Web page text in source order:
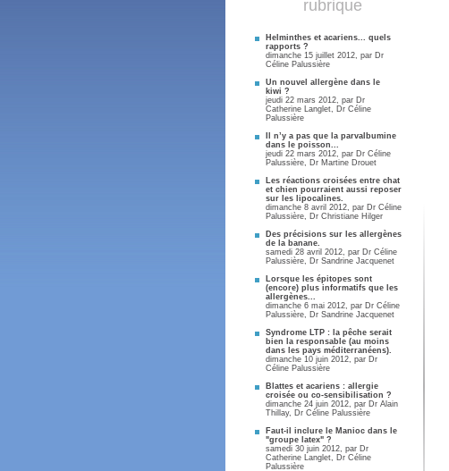
rubrique
Helminthes et acariens... quels
rapports ?
dimanche 15 juillet 2012, par Dr
Céline Palussière
Un nouvel allergène dans le
kiwi ?
jeudi 22 mars 2012, par Dr
Catherine Langlet, Dr Céline
Palussière
Il n’y a pas que la parvalbumine
dans le poisson...
jeudi 22 mars 2012, par Dr Céline
Palussière, Dr Martine Drouet
Les réactions croisées entre chat
et chien pourraient aussi reposer
sur les lipocalines.
dimanche 8 avril 2012, par Dr Céline
Palussière, Dr Christiane Hilger
Des précisions sur les allergènes
de la banane.
samedi 28 avril 2012, par Dr Céline
Palussière, Dr Sandrine Jacquenet
Lorsque les épitopes sont
(encore) plus informatifs que les
allergènes...
dimanche 6 mai 2012, par Dr Céline
Palussière, Dr Sandrine Jacquenet
Syndrome LTP : la pêche serait
bien la responsable (au moins
dans les pays méditerranéens).
dimanche 10 juin 2012, par Dr
Céline Palussière
Blattes et acariens : allergie
croisée ou co-sensibilisation ?
dimanche 24 juin 2012, par Dr Alain
Thillay, Dr Céline Palussière
Faut-il inclure le Manioc dans le
"groupe latex" ?
samedi 30 juin 2012, par Dr
Catherine Langlet, Dr Céline
Palussière